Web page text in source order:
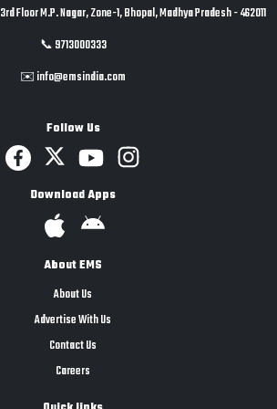
Floor M.P. Nagar, Zone-1, Bhopal, Madhya Pradesh - 462011
📞 9713000333
✉️ info@emsindia.com
Follow Us
Download Apps
About EMS
About Us
Advertise With Us
Contact Us
Careers